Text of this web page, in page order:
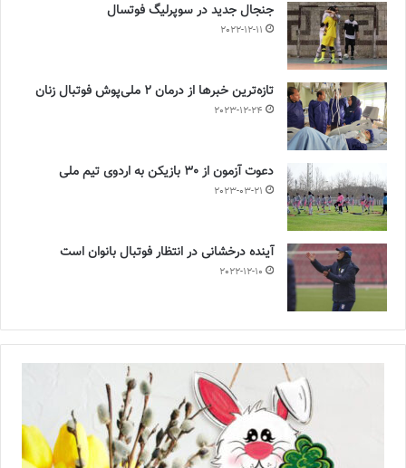
جنجال جدید در سوپرلیگ فوتسال
2022-12-11
تازه‌ترین خبرها از درمان ۲ ملی‌پوش فوتبال زنان
2023-12-24
دعوت آزمون از 30 بازیکن به اردوی تیم ملی
2023-03-21
آینده درخشانی در انتظار فوتبال بانوان است
2022-12-10